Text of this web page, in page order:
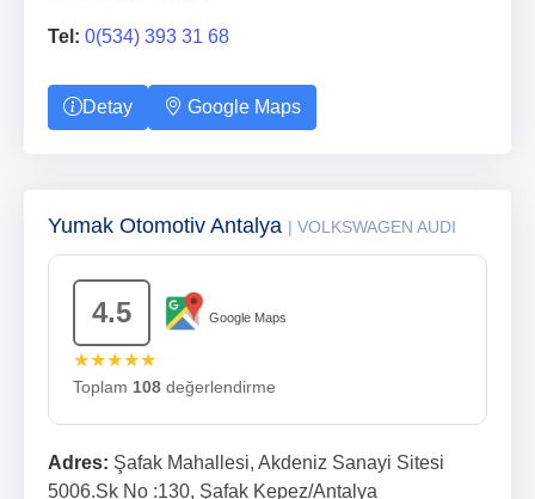
Tel: 0(534) 393 31 68
Detay Google Maps
Yumak Otomotiv Antalya | VOLKSWAGEN AUDI
4.5 Google Maps
★★★★★
Toplam 108 değerlendirme
Adres: Şafak Mahallesi, Akdeniz Sanayi Sitesi
5006.Sk No :130, Şafak Kepez/Antalya